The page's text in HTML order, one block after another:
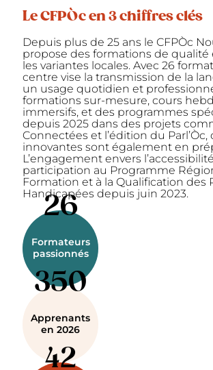
Le CFPÒc en 3 chiffres clés
Depuis plus de 25 ans le CFPÒc
propose des formations de
les variantes locales. Avec 26
centre vise la transmission de la
un usage quotidien et
formations sur-mesure, cours
immersifs, et des programmes
depuis 2025 dans des projets
Connectées et l’édition du
innovantes sont également en
L’engagement envers
participation au Programme
Formation et à la Qualification des
Handicapées depuis juin 2023.
26
Formateurs
passionnés
350
Apprenants
en 2026
43